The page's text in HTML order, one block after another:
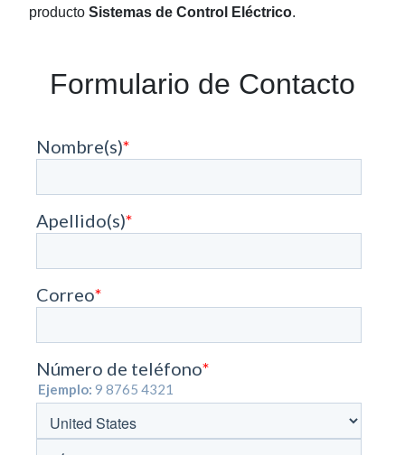
producto Sistemas de Control Eléctrico.
Formulario de Contacto